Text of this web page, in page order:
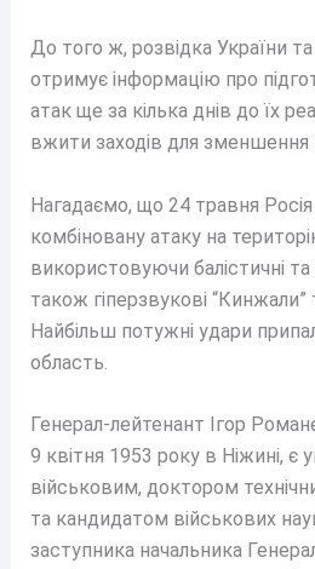
До того ж, розвідка України
отримує інформацію про
атак ще за кілька днів до їх
вжити заходів для
Нагадаємо, що 24 травня
комбіновану атаку на
використовуючи балістичні та
також гіперзвукові “Кинжали”
Найбільш потужні удари
область.
Генерал-лейтенант Ігор
9 квітня 1953 року в Ніжині, є
військовим, доктором
та кандидатом військових
заступника начальника